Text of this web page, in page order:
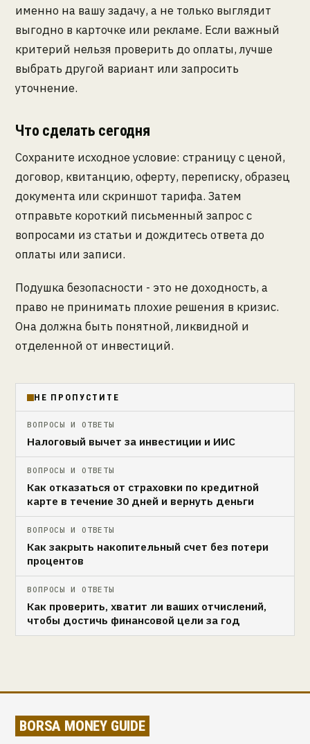
именно на вашу задачу, а не только выглядит
выгодно в карточке или рекламе. Если важный
критерий нельзя проверить до оплаты, лучше
выбрать другой вариант или запросить
уточнение.
Что сделать сегодня
Сохраните исходное условие: страницу с ценой,
договор, квитанцию, оферту, переписку, образец
документа или скриншот тарифа. Затем
отправьте короткий письменный запрос с
вопросами из статьи и дождитесь ответа до
оплаты или записи.
Подушка безопасности - это не доходность, а
право не принимать плохие решения в кризис.
Она должна быть понятной, ликвидной и
отделенной от инвестиций.
НЕ ПРОПУСТИТЕ
ВОПРОСЫ И ОТВЕТЫ
Налоговый вычет за инвестиции и ИИС
ВОПРОСЫ И ОТВЕТЫ
Как отказаться от страховки по кредитной
карте в течение 30 дней и вернуть деньги
ВОПРОСЫ И ОТВЕТЫ
Как закрыть накопительный счет без потери
процентов
ВОПРОСЫ И ОТВЕТЫ
Как проверить, хватит ли ваших отчислений,
чтобы достичь финансовой цели за год
BORSA MONEY GUIDE